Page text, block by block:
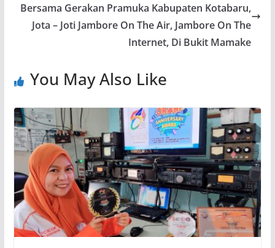
Bersama Gerakan Pramuka Kabupaten Kotabaru,
Jota – Joti Jambore On The Air, Jambore On The
Internet, Di Bukit Mamake
You May Also Like